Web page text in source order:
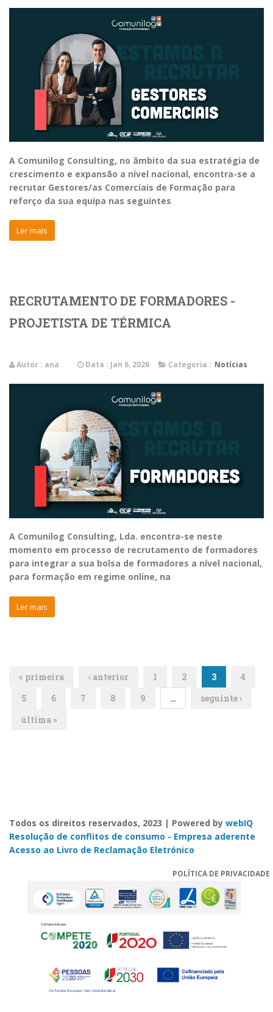
A Comunilog Consulting, no âmbito da sua estratégia de
crescimento e expansão a nível nacional, encontra-se a
recrutar Gestores/as Comerciais de Formação para
reforço da sua equipa nas seguintes
Ler mais
RECRUTAMENTO DE FORMADORES -
PROJETISTA DE TÉRMICA
Autor : ana Data : Jan 6, 2026 Categoria : Notícias
A Comunilog Consulting, Lda. encontra-se neste
momento em processo de recrutamento de formadores
para integrar a sua bolsa de formadores a nível nacional,
para formação em regime online, na
Ler mais
« primeira ‹ anterior 1 2 3
4
5
6 7 8 9 …
seguinte ›
última »
Todos os direitos reservados, 2023 | Powered by webIQ
Resolução de conflitos de consumo - Empresa aderente
Acesso ao Livro de Reclamação Eletrónico
POLÍTICA DE PRIVACIDADE